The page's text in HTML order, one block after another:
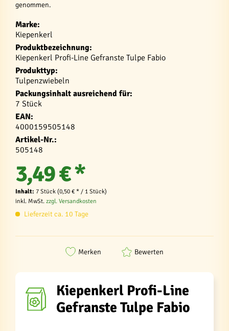
genommen.
Marke:
Kiepenkerl
Produktbezeichnung:
Kiepenkerl Profi-Line Gefranste Tulpe Fabio
Produkttyp:
Tulpenzwiebeln
Packungsinhalt ausreichend für:
7 Stück
EAN:
4000159505148
Artikel-Nr.:
505148
3,49 € *
Inhalt: 7 Stück (0,50 € * / 1 Stück)
inkl. MwSt. zzgl. Versandkosten
Lieferzeit ca. 10 Tage
Merken Bewerten
Kiepenkerl Profi-Line
Gefranste Tulpe Fabio